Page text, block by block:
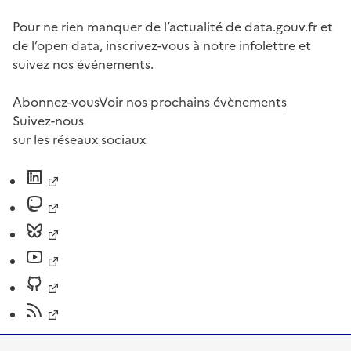
Pour ne rien manquer de l’actualité de data.gouv.fr et
de l’open data, inscrivez-vous à notre infolettre et
suivez nos événements.
Abonnez-vousVoir nos prochains évènements
Suivez-nous
sur les réseaux sociaux